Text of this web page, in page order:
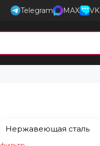
Telegram MAX VK
Нержавеющая сталь